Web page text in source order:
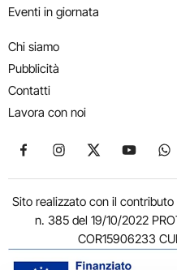
Eventi in giornata
Chi siamo
Pubblicità
Contatti
Lavora con noi
Seguici su Facebook
Seguici su Instagram
Seguici su X
Seguici
Sito realizzato con il
n. 385 del 19/10/2022
COR15906233